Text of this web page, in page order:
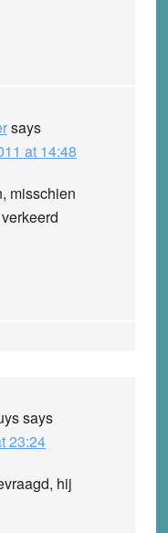
says
at 14:48
misschien
says
23:24
hij